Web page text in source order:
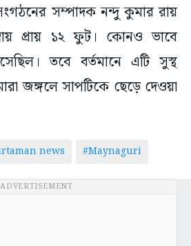
সম্পাদক নন্দু কুমার রায়
প্রায় ১২ ফুট। কোনও ভাবে
তবে বর্তমানে এটি সুস্থ
জঙ্গলে সাপটিকে ছেড়ে দেওয়া
news #Maynaguri
ADVERTISEMENT